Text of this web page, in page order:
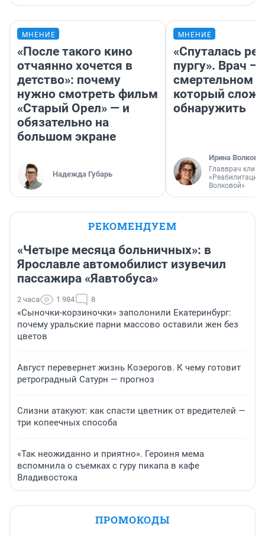
МНЕНИЕ
«После такого кино
отчаянно хочется в
детство»: почему
нужно смотреть фильм
«Старый Орел» — и
обязательно на
большом экране
Надежда Губарь
МНЕНИЕ
«Спуталась
пургу». Врач —
смертельном
который
обнаружить
Ирина Волкова
Главврач
«Реабилитация
Волковой»
РЕКОМЕНДУЕМ
«Четыре месяца больничных»: в
Ярославле автомобилист изувечил
пассажира «Яавтобуса»
2 часа 1 984 8
«Сыночки-корзиночки» заполонили Екатеринбург:
почему уральские парни массово оставили жен без
цветов
Август перевернет жизнь Козерогов. К чему готовит
ретроградный Сатурн — прогноз
Слизни атакуют: как спасти цветник от вредителей —
три копеечных способа
«Так неожиданно и приятно». Героиня мема
вспомнила о съемках с гуру пикапа в кафе
Владивостока
ПРОМОКОДЫ